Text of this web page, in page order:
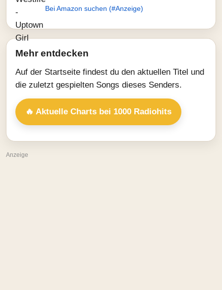
Bei Amazon suchen (#Anzeige)
Mehr entdecken
Auf der Startseite findest du den aktuellen Titel und
die zuletzt gespielten Songs dieses Senders.
🔥 Aktuelle Charts bei 1000 Radiohits
Anzeige